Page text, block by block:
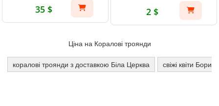
35 $ 2 $
Ціна на Коралові троянди
коралові троянди з доставкою Біла Церква свіжі квіти